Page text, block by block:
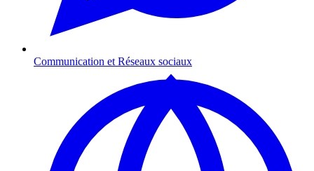
Communication et Réseaux sociaux